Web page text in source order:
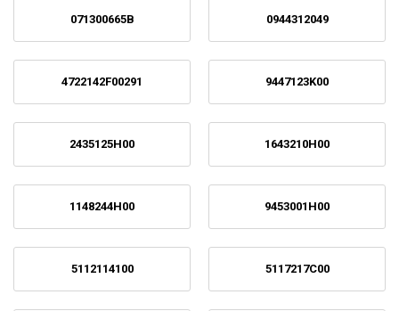
071300665B 0944312049
4722142F00291 9447123K00
2435125H00 1643210H00
1148244H00 9453001H00
5112114100 5117217C00